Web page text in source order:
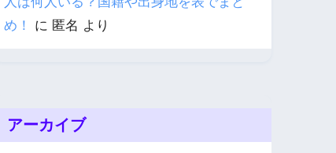
め！
に 匿名 より
アーカイブ